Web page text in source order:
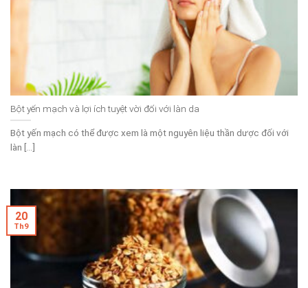
Bột yến mạch và lợi ích tuyệt vời đối với làn da
Bột yến mạch có thể được xem là một nguyên liệu thần dược đối với
làn [...]
20
Th9